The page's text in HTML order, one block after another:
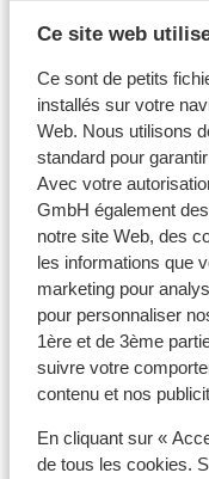
Ce site web
Ce sont de petits
installés sur votre
Web. Nous utilisons
standard pour
Avec votre
GmbH également
notre site Web, des
les informations que
marketing pour
pour personnaliser
1ère et de 3ème
suivre votre
contenu et nos
En cliquant sur «
de tous les cookies.
Hôtel Del Cubil
Hôtel Font
Hôtel Sporting
Hôtel Guillem
Hôtel Font
Hôtel Himalaia
Hôtel Ski Plaza